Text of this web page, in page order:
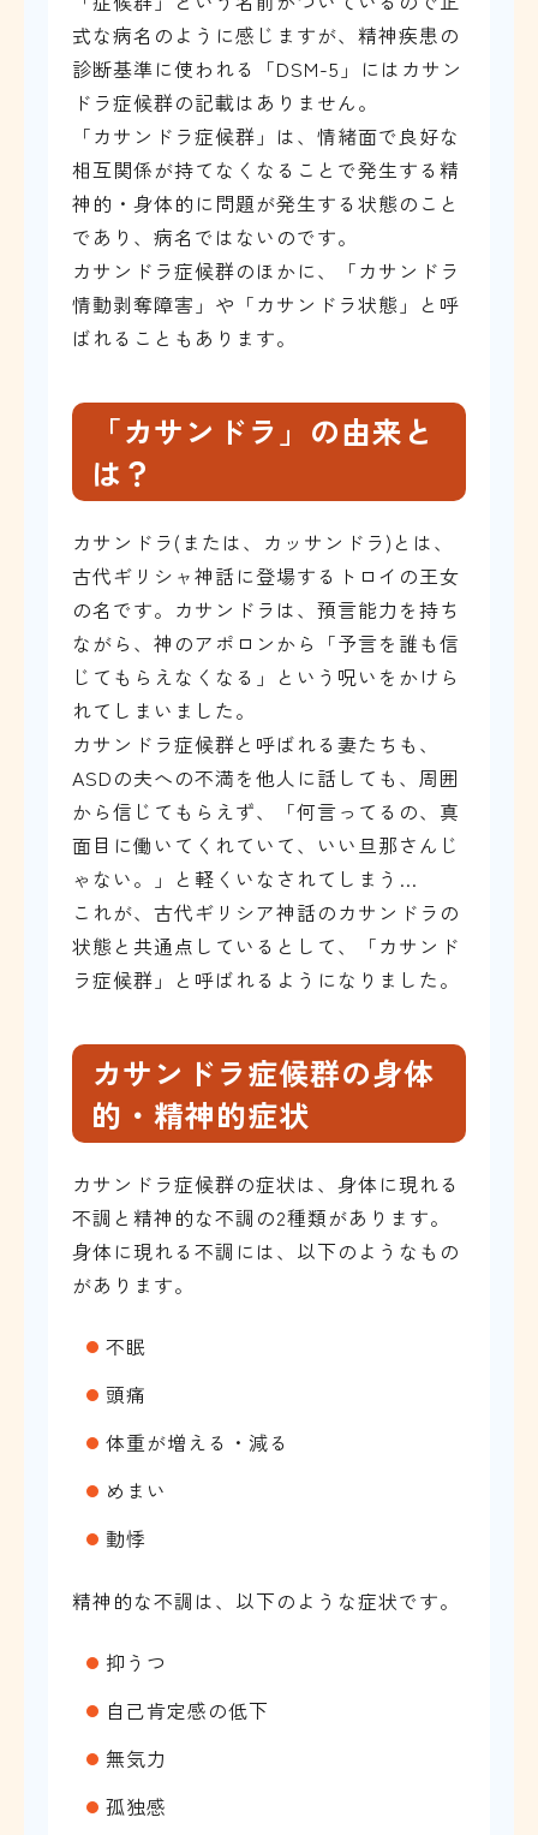
式な病名のように感じますが、精神疾患の
診断基準に使われる「DSM-5」にはカサン
ドラ症候群の記載はありません。
「カサンドラ症候群」は、情緒面で良好な
相互関係が持てなくなることで発生する精
神的・身体的に問題が発生する状態のこと
であり、病名ではないのです。
カサンドラ症候群のほかに、「カサンドラ
情動剥奪障害」や「カサンドラ状態」と呼
ばれることもあります。
「カサンドラ」の由来と
は？
カサンドラ(または、カッサンドラ)とは、
古代ギリシャ神話に登場するトロイの王女
の名です。カサンドラは、預言能力を持ち
ながら、神のアポロンから「予言を誰も信
じてもらえなくなる」という呪いをかけら
れてしまいました。
カサンドラ症候群と呼ばれる妻たちも、
ASDの夫への不満を他人に話しても、周囲
から信じてもらえず、「何言ってるの、真
面目に働いてくれていて、いい旦那さんじ
ゃない。」と軽くいなされてしまう…
これが、古代ギリシア神話のカサンドラの
状態と共通点しているとして、「カサンド
ラ症候群」と呼ばれるようになりました。
カサンドラ症候群の身体
的・精神的症状
カサンドラ症候群の症状は、身体に現れる
不調と精神的な不調の2種類があります。
身体に現れる不調には、以下のようなもの
があります。
不眠
頭痛
体重が増える・減る
めまい
動悸
精神的な不調は、以下のような症状です。
抑うつ
自己肯定感の低下
無気力
孤独感